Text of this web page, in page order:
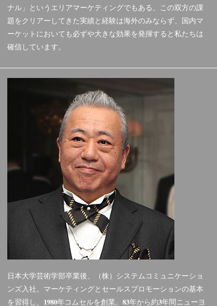
ナル」というエリアマーケティングでもある。この双方の課
題をクリアーしてきた実績と経験は海外のみならず、国内マ
ーケットにおいても必ずや大きな効果を発揮すると私たちは
確信しています。
日本大学芸術学部卒業後、（株）システムコミュニケーショ
ンズ入社。マーケティングとセールスプロモーションの基本
を習得し、1980年コムセルを創業。83年から約3年間ニューヨ